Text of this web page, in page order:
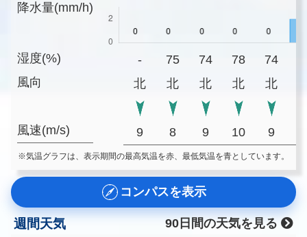
降水量(mm/h)
湿度(%)
風向
風速(m/s)
- 75 74 78 74
北
北 北 北 北
9 8 9 10 9
※気温グラフは、表示期間の最高気温を赤、最低気温を青としています。
コンパスを表示
週間天気
90日間の天気を見る